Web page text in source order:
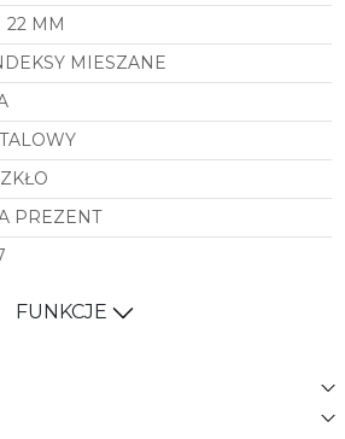
22 MM
MIESZANE
PREZENT
FUNKCJE